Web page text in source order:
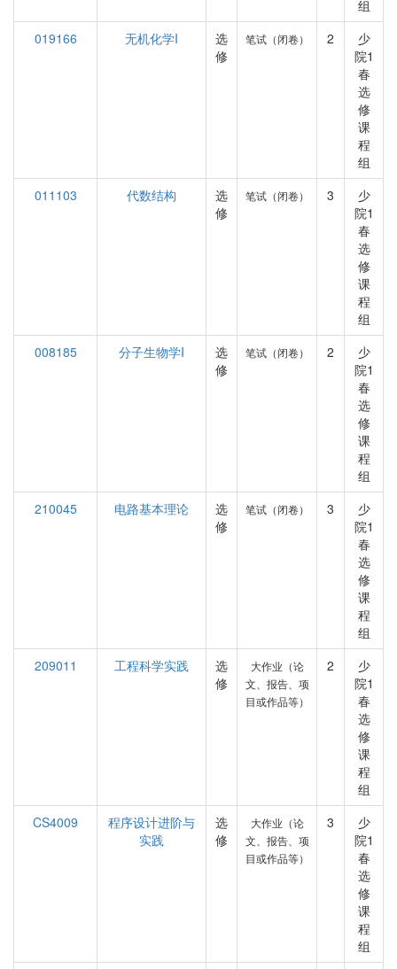
组
019166
无机化学I
选
修
笔试（闭卷） 2
少
院1
春
选
修
课
程
组
011103
代数结构
选
修
笔试（闭卷） 3
少
院1
春
选
修
课
程
组
008185
分子生物学I
选
修
笔试（闭卷） 2
少
院1
春
选
修
课
程
组
210045
电路基本理论
选
修
笔试（闭卷） 3
少
院1
春
选
修
课
程
组
209011
工程科学实践
选
修
大作业（论
文、报告、项
目或作品等）
2
少
院1
春
选
修
课
程
组
CS4009
程序设计进阶与
实践
选
修
大作业（论
文、报告、项
目或作品等）
3
少
院1
春
选
修
课
程
组